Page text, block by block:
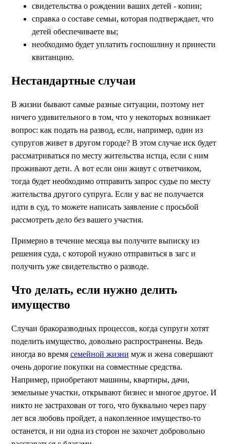
свидетельства о рождении ваших детей - копии;
справка о составе семьи, которая подтверждает, что
детей обеспечиваете вы;
необходимо будет уплатить госпошлину и принести
квитанцию.
Нестандартные случаи
В жизни бывают самые разные ситуации, поэтому нет
ничего удивительного в том, что у некоторых возникает
вопрос: как подать на развод, если, например, один из
супругов живет в другом городе? В этом случае иск будет
рассматриваться по месту жительства истца, если с ним
проживают дети. А вот если они живут с ответчиком,
тогда будет необходимо отправить запрос судье по месту
жительства другого супруга. Если у вас не получается
идти в суд, то можете написать заявление с просьбой
рассмотреть дело без вашего участия.
Примерно в течение месяца вы получите выписку из
решения суда, с которой нужно отправиться в загс и
получить уже свидетельство о разводе.
Что делать, если нужно делить
имущество
Случаи бракоразводных процессов, когда супруги хотят
поделить имущество, довольно распространены. Ведь
иногда во время семейной жизни муж и жена совершают
очень дорогие покупки на совместные средства.
Например, приобретают машины, квартиры, дачи,
земельные участки, открывают бизнес и многое другое. И
никто не застрахован от того, что буквально через пару
лет вся любовь пройдет, а накопленное имущество-то
останется, и ни одна из сторон не захочет добровольно